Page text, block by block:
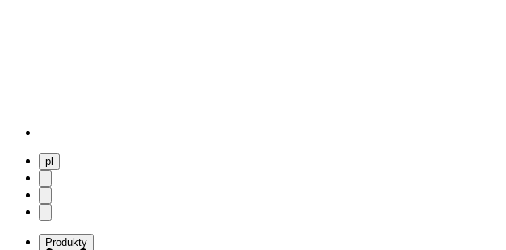
pl
Produkty